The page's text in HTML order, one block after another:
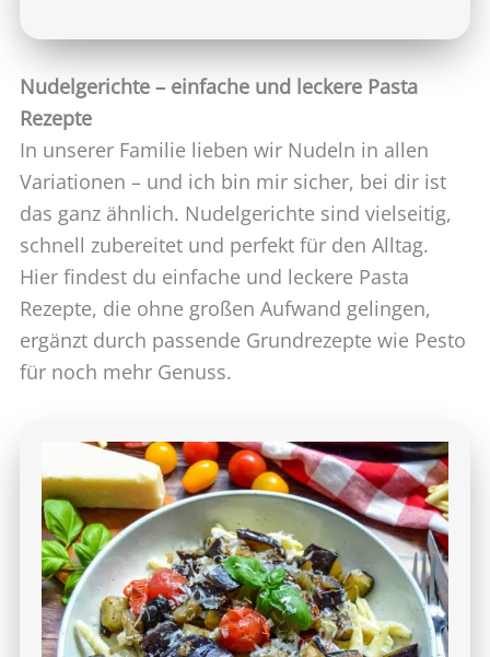
Nudelgerichte – einfache und leckere Pasta
Rezepte
In unserer Familie lieben wir Nudeln in allen
Variationen – und ich bin mir sicher, bei dir ist
das ganz ähnlich. Nudelgerichte sind vielseitig,
schnell zubereitet und perfekt für den Alltag.
Hier findest du einfache und leckere Pasta
Rezepte, die ohne großen Aufwand gelingen,
ergänzt durch passende Grundrezepte wie Pesto
für noch mehr Genuss.